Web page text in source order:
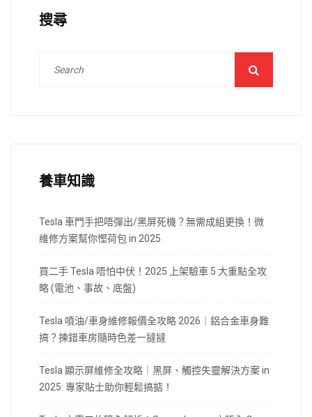
搜尋
養車知識
Tesla 車門手把唔彈出/黑屏死機？無需成組更換！微
維修方案幫你慳荷包 in 2025
買二手 Tesla 唔怕中伏！2025 上架驗車 5 大重點全攻
略 (電池、事故、底盤)
Tesla 噴油/車身維修報價全攻略 2026｜鋁合金車身難
搞？揀錯車房隨時色差一撻撻
Tesla 顯示屏維修全攻略｜黑屏、觸控失靈解決方案 in
2025: 專家貼士助你輕鬆搞掂！